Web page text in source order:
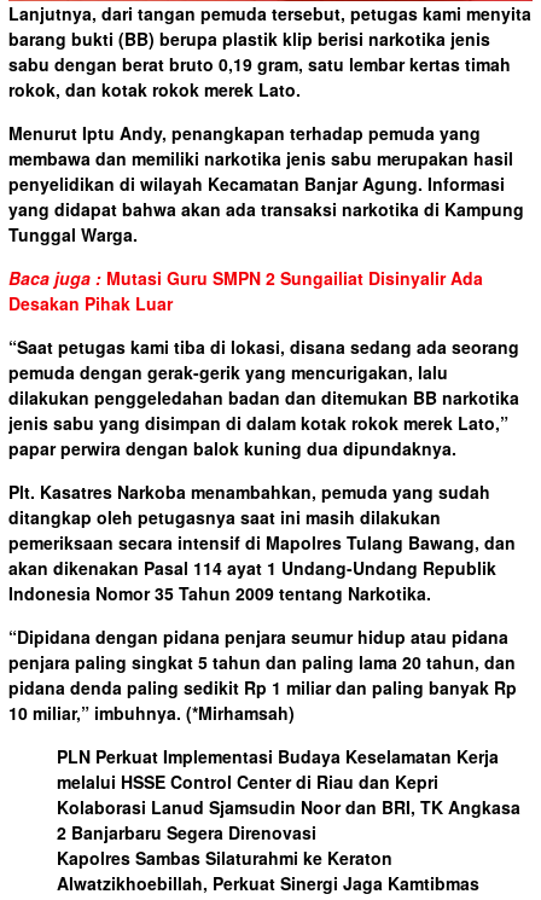
Lanjutnya, dari tangan pemuda tersebut, petugas kami menyita
barang bukti (BB) berupa plastik klip berisi narkotika jenis
sabu dengan berat bruto 0,19 gram, satu lembar kertas timah
rokok, dan kotak rokok merek Lato.
Menurut Iptu Andy, penangkapan terhadap pemuda yang
membawa dan memiliki narkotika jenis sabu merupakan hasil
penyelidikan di wilayah Kecamatan Banjar Agung. Informasi
yang didapat bahwa akan ada transaksi narkotika di Kampung
Tunggal Warga.
Baca juga : Mutasi Guru SMPN 2 Sungailiat Disinyalir Ada
Desakan Pihak Luar
“Saat petugas kami tiba di lokasi, disana sedang ada seorang
pemuda dengan gerak-gerik yang mencurigakan, lalu
dilakukan penggeledahan badan dan ditemukan BB narkotika
jenis sabu yang disimpan di dalam kotak rokok merek Lato,”
papar perwira dengan balok kuning dua dipundaknya.
Plt. Kasatres Narkoba menambahkan, pemuda yang sudah
ditangkap oleh petugasnya saat ini masih dilakukan
pemeriksaan secara intensif di Mapolres Tulang Bawang, dan
akan dikenakan Pasal 114 ayat 1 Undang-Undang Republik
Indonesia Nomor 35 Tahun 2009 tentang Narkotika.
“Dipidana dengan pidana penjara seumur hidup atau pidana
penjara paling singkat 5 tahun dan paling lama 20 tahun, dan
pidana denda paling sedikit Rp 1 miliar dan paling banyak Rp
10 miliar,” imbuhnya. (*Mirhamsah)
PLN Perkuat Implementasi Budaya Keselamatan Kerja
melalui HSSE Control Center di Riau dan Kepri
Kolaborasi Lanud Sjamsudin Noor dan BRI, TK Angkasa
2 Banjarbaru Segera Direnovasi
Kapolres Sambas Silaturahmi ke Keraton
Alwatzikhoebillah, Perkuat Sinergi Jaga Kamtibmas